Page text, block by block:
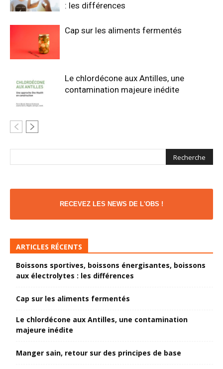
: les différences
Cap sur les aliments fermentés
Le chlordécone aux Antilles, une
contamination majeure inédite
RECEVEZ LES NEWS DE L'OBS !
ARTICLES RÉCENTS
Boissons sportives, boissons énergisantes, boissons
aux électrolytes : les différences
Cap sur les aliments fermentés
Le chlordécone aux Antilles, une contamination
majeure inédite
Manger sain, retour sur des principes de base